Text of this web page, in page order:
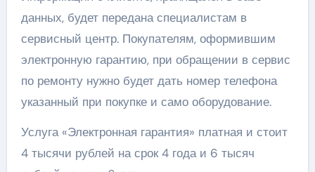
данных, будет передана специалистам в
сервисный центр. Покупателям, оформившим
электронную гарантию, при обращении в сервис
по ремонту нужно будет дать номер телефона
указанный при покупке и само оборудование.
Услуга «Электронная гарантия» платная и стоит
4 тысячи рублей на срок 4 года и 6 тысяч